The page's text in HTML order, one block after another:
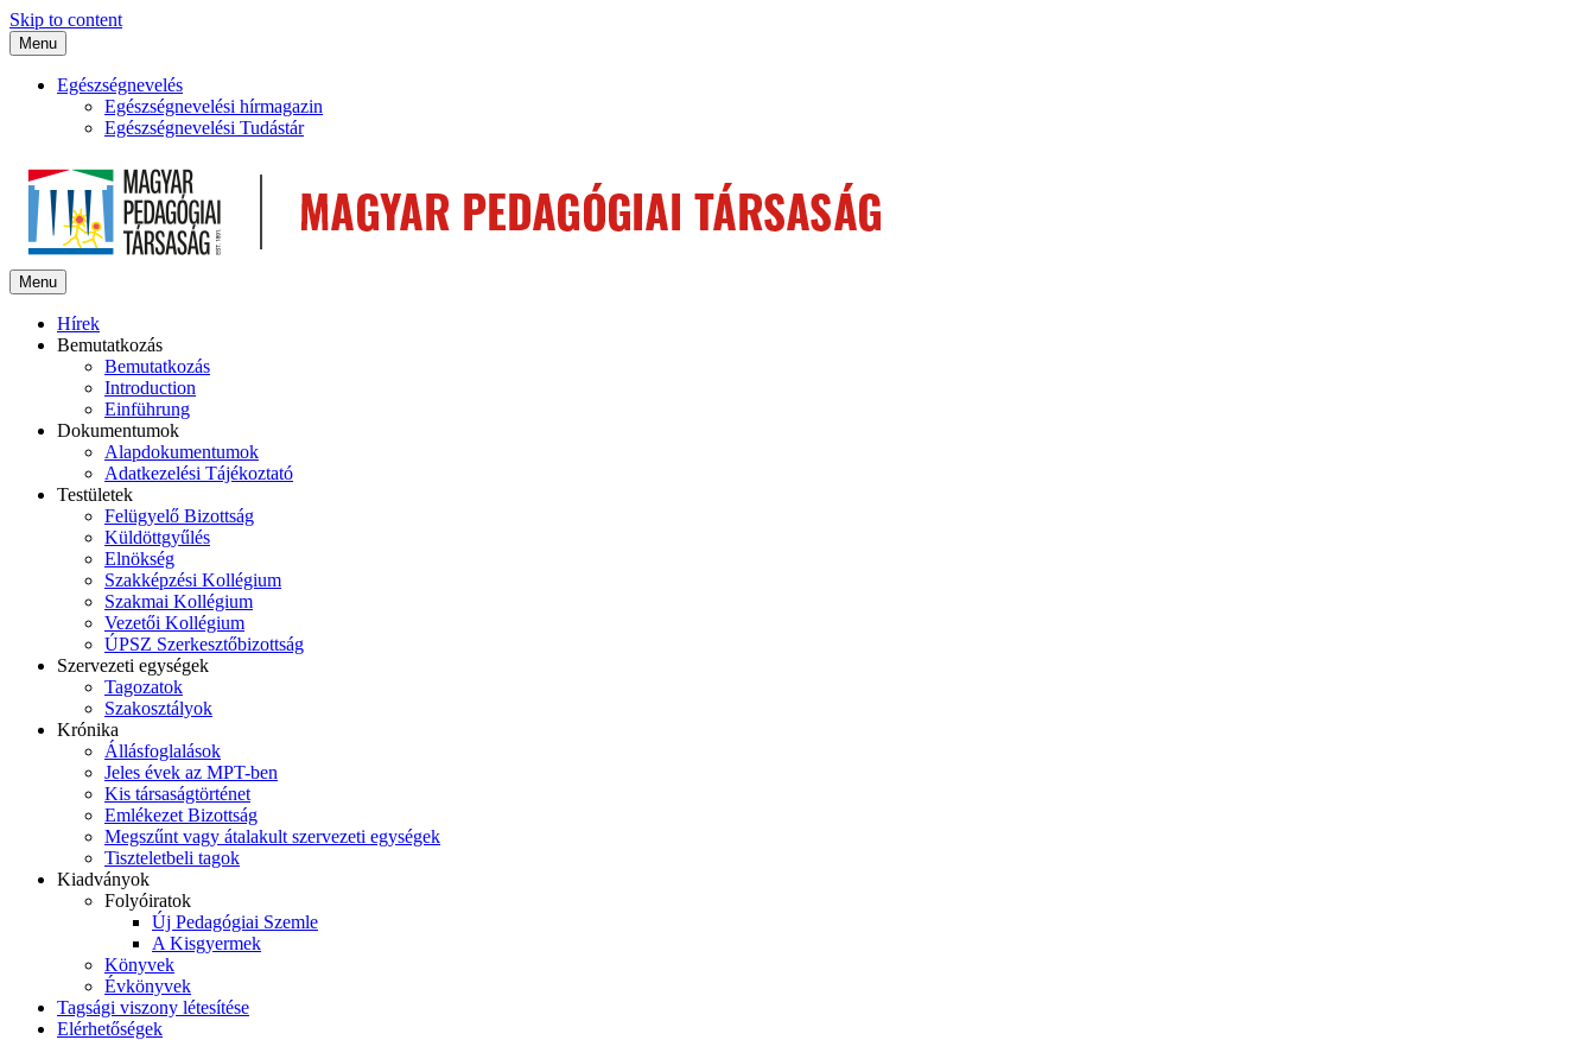
Skip to content
Menu
Egészségnevelés
Egészségnevelési hírmagazin
Egészségnevelési Tudástár
Menu
Hírek
Bemutatkozás
Bemutatkozás
Introduction
Einführung
Dokumentumok
Alapdokumentumok
Adatkezelési Tájékoztató
Testületek
Felügyelő Bizottság
Küldöttgyűlés
Elnökség
Szakképzési Kollégium
Szakmai Kollégium
Vezetői Kollégium
ÚPSZ Szerkesztőbizottság
Szervezeti egységek
Tagozatok
Szakosztályok
Krónika
Állásfoglalások
Jeles évek az MPT-ben
Kis társaságtörténet
Emlékezet Bizottság
Megszűnt vagy átalakult szervezeti egységek
Tiszteletbeli tagok
Kiadványok
Folyóiratok
Új Pedagógiai Szemle
A Kisgyermek
Könyvek
Évkönyvek
Tagsági viszony létesítése
Elérhetőségek